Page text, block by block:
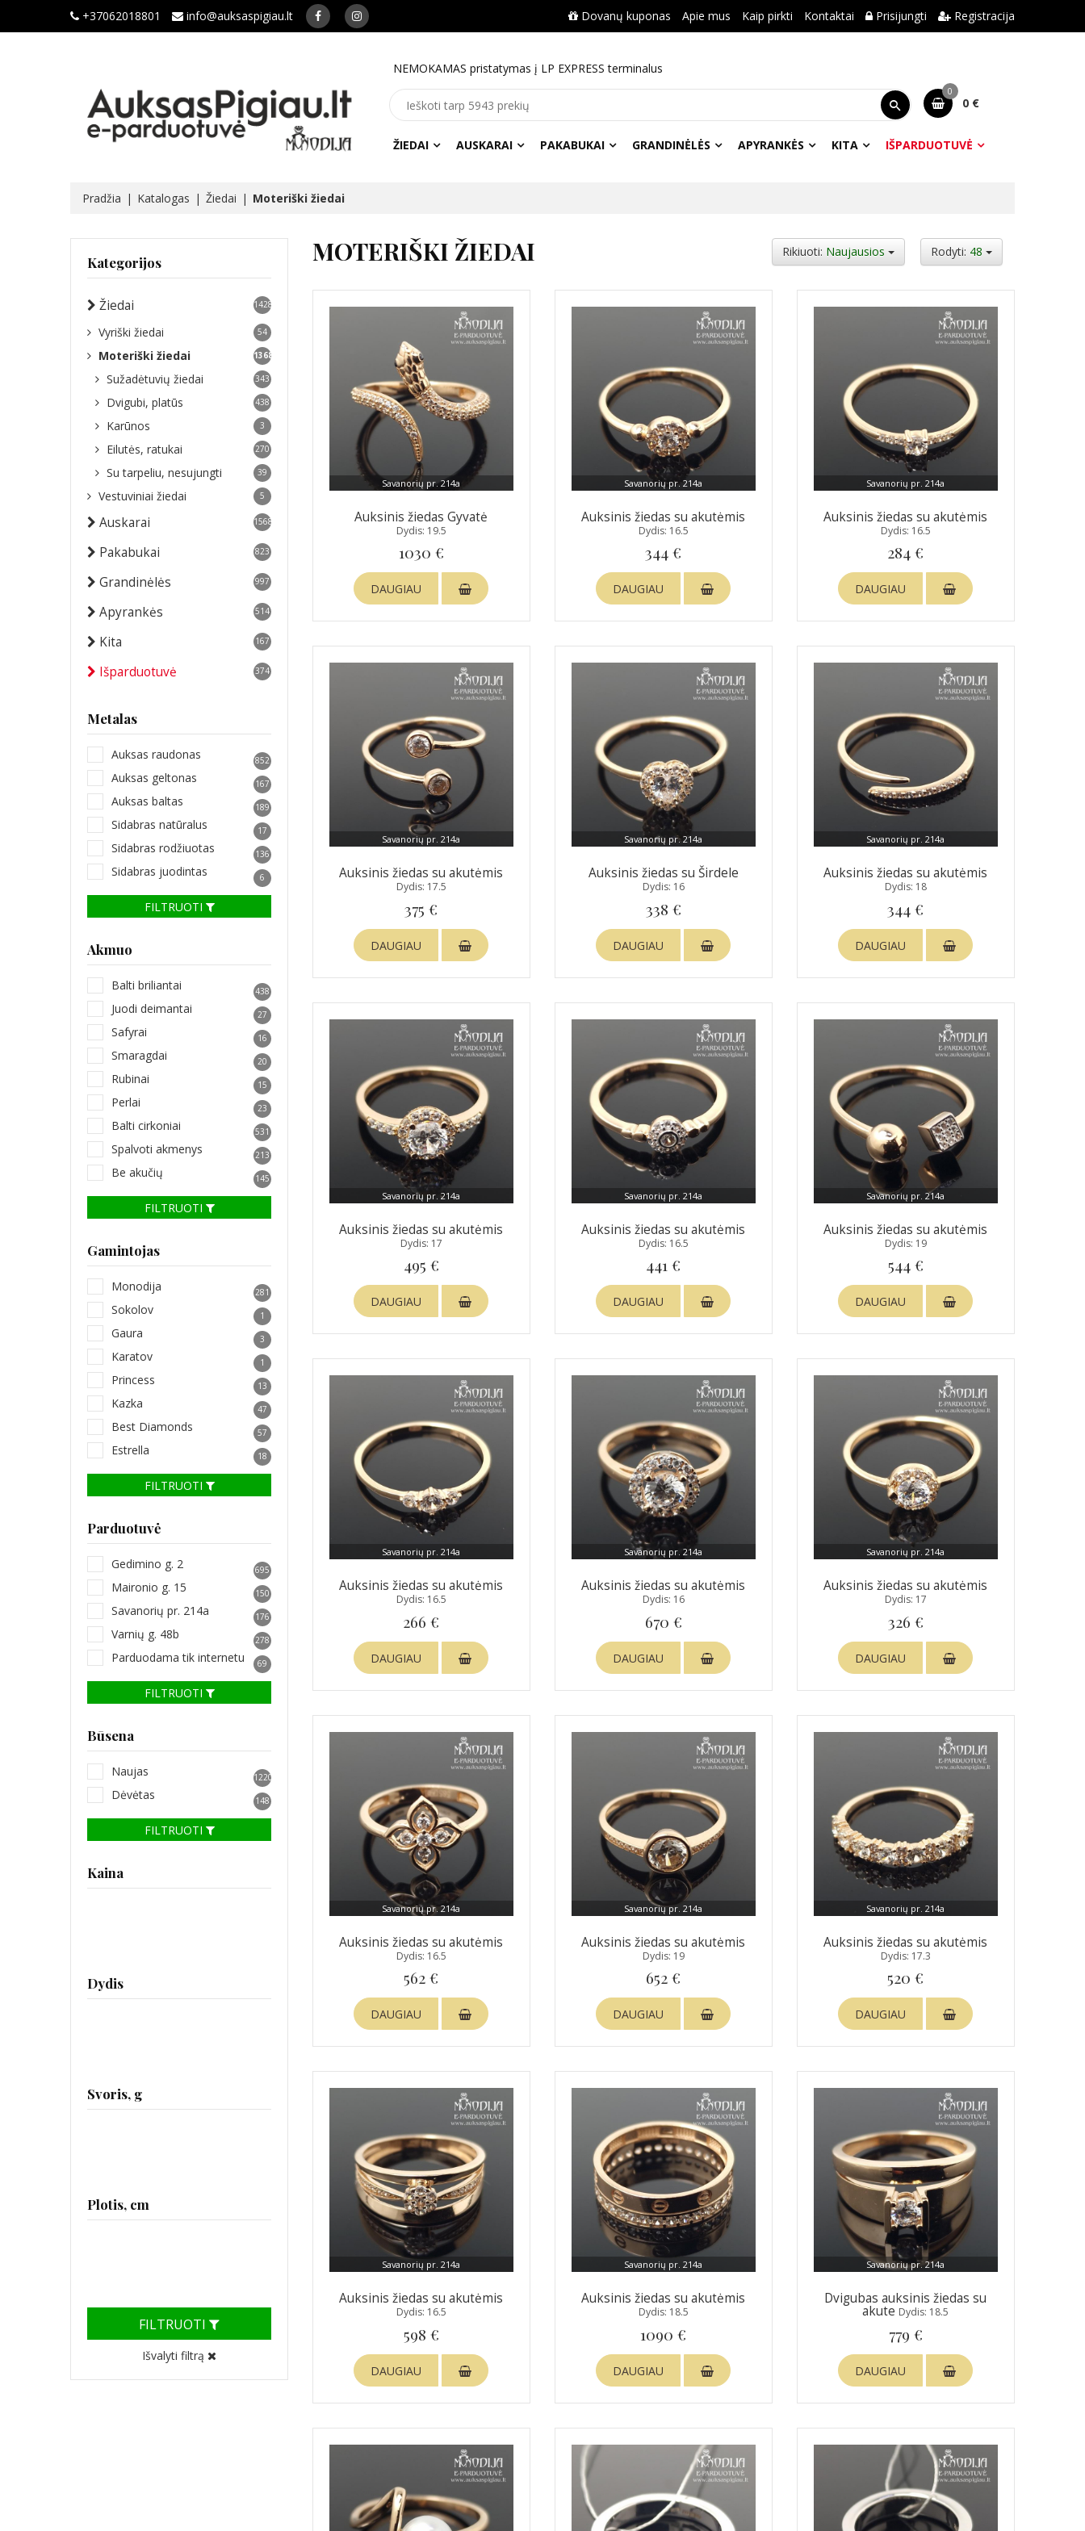
+37062018801 info@auksaspigiau.lt Dovanų kuponas Apie mus Kaip pirkti Kontaktai Prisijungti Registracija
NEMOKAMAS pristatymas į LP EXPRESS terminalus
0
0 €
ŽIEDAI AUSKARAI PAKABUKAI GRANDINĖLĖS APYRANKĖS KITA IŠPARDUOTUVĖ
Pradžia Katalogas Žiedai Moteriški žiedai
Kategorijos
Žiedai 1428
Vyriški žiedai 54
Moteriški žiedai 1368
Sužadėtuvių žiedai 343
Dvigubi, platūs 438
Karūnos 3
Eilutės, ratukai 270
Su tarpeliu, nesujungti 39
Vestuviniai žiedai 5
Auskarai 1568
Pakabukai 823
Grandinėlės 997
Apyrankės 514
Kita 167
Išparduotuvė 374
Metalas
Auksas raudonas 852
Auksas geltonas 167
Auksas baltas 189
Sidabras natūralus 17
Sidabras rodžiuotas 136
Sidabras juodintas 6
FILTRUOTI
Akmuo
Balti briliantai 438
Juodi deimantai 27
Safyrai 16
Smaragdai 20
Rubinai 15
Perlai 23
Balti cirkoniai 531
Spalvoti akmenys 213
Be akučių 145
FILTRUOTI
Gamintojas
Monodija 281
Sokolov 1
Gaura 3
Karatov 1
Princess 13
Kazka 47
Best Diamonds 57
Estrella 18
FILTRUOTI
Parduotuvė
Gedimino g. 2 695
Maironio g. 15 150
Savanorių pr. 214a 176
Varnių g. 48b 278
Parduodama tik internetu 69
FILTRUOTI
Būsena
Naujas 1220
Dėvėtas 148
FILTRUOTI
Kaina
Dydis
Svoris, g
Plotis, cm
FILTRUOTI
Išvalyti filtrą
MOTERIŠKI ŽIEDAI Rikiuoti: Naujausios Rodyti: 48
Savanorių pr. 214a
Auksinis žiedas Gyvatė
Dydis: 19.5
1030 €
DAUGIAU
Savanorių pr. 214a
Auksinis žiedas su akutėmis
Dydis: 16.5
344 €
DAUGIAU
Savanorių pr. 214a
Auksinis žiedas su akutėmis
Dydis: 16.5
284 €
DAUGIAU
Savanorių pr. 214a
Auksinis žiedas su akutėmis
Dydis: 17.5
375 €
DAUGIAU
Savanorių pr. 214a
Auksinis žiedas su Širdele
Dydis: 16
338 €
DAUGIAU
Savanorių pr. 214a
Auksinis žiedas su akutėmis
Dydis: 18
344 €
DAUGIAU
Savanorių pr. 214a
Auksinis žiedas su akutėmis
Dydis: 17
495 €
DAUGIAU
Savanorių pr. 214a
Auksinis žiedas su akutėmis
Dydis: 16.5
441 €
DAUGIAU
Savanorių pr. 214a
Auksinis žiedas su akutėmis
Dydis: 19
544 €
DAUGIAU
Savanorių pr. 214a
Auksinis žiedas su akutėmis
Dydis: 16.5
266 €
DAUGIAU
Savanorių pr. 214a
Auksinis žiedas su akutėmis
Dydis: 16
670 €
DAUGIAU
Savanorių pr. 214a
Auksinis žiedas su akutėmis
Dydis: 17
326 €
DAUGIAU
Savanorių pr. 214a
Auksinis žiedas su akutėmis
Dydis: 16.5
562 €
DAUGIAU
Savanorių pr. 214a
Auksinis žiedas su akutėmis
Dydis: 19
652 €
DAUGIAU
Savanorių pr. 214a
Auksinis žiedas su akutėmis
Dydis: 17.3
520 €
DAUGIAU
Savanorių pr. 214a
Auksinis žiedas su akutėmis
Dydis: 16.5
598 €
DAUGIAU
Savanorių pr. 214a
Auksinis žiedas su akutėmis
Dydis: 18.5
1090 €
DAUGIAU
Savanorių pr. 214a
Dvigubas auksinis žiedas su
akute Dydis: 18.5
779 €
DAUGIAU